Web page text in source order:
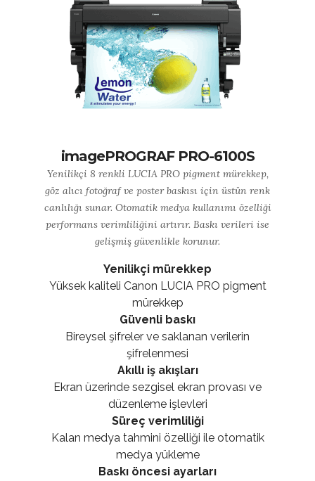
imagePROGRAF PRO-6100S
Yenilikçi 8 renkli LUCIA PRO pigment mürekkep,
göz alıcı fotoğraf ve poster baskısı için üstün renk
canlılığı sunar. Otomatik medya kullanımı özelliği
performans verimliliğini artırır. Baskı verileri ise
gelişmiş güvenlikle korunur.
Yenilikçi mürekkep
Yüksek kaliteli Canon LUCIA PRO pigment
mürekkep
Güvenli baskı
Bireysel şifreler ve saklanan verilerin
şifrelenmesi
Akıllı iş akışları
Ekran üzerinde sezgisel ekran provası ve
düzenleme işlevleri
Süreç verimliliği
Kalan medya tahmini özelliği ile otomatik
medya yükleme
Baskı öncesi ayarları